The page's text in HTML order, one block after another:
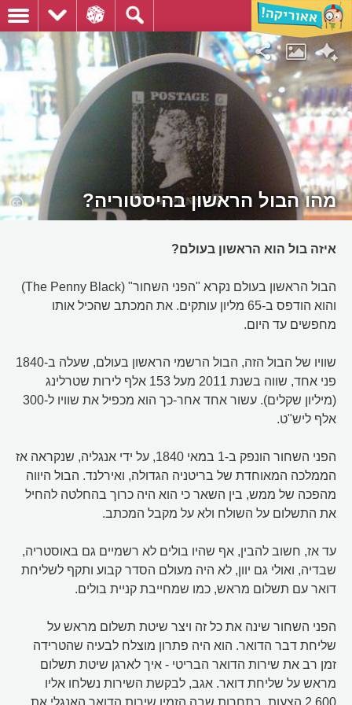
מהו הבול הראשון בהיסטוריה?
איזה בול הוא הראשון בעולם?
הבול הראשון בעולם נקרא "הפני השחור" (The Penny Black)
והוא הודפס ב-65 מליון עותקים. את המכתב שהכיל אותו
מחפשים עד היום.
שוויו של הבול הזה, הבול הרשמי הראשון בעולם, שעלה ב-1840
פני אחד, שווה בשנת 2011 מעל 153 אלף לירות שטרלינג
(מיליון שקלים). עשור אחד אחר-כך הוא מכפיל את שוויו ל-300
אלף ליש"ט.
הפני השחור הונפק ב-1 במאי 1840, על ידי אנגליה, שנקראה אז
הממלכה המאוחדת של בריטניה הגדולה, ואירלנד. הבול היווה
מהפכה של ממש, בין השאר כי הוא היה כרוך בהחלטה להחיל
את התשלום על השולח ולא על מקבל המכתב.
עד אז, חשוב להבין, אף שהיו בולים לא רשמיים גם באוסטריה,
שבדיה, ואולי גם יוון, לא היה מעולם הסדר קבוע ותקף לשליחת
דואר עם תשלום מראש, כמו שמחייבת קניית בולים.
הפני השחור שינה את כל זה ויצר שיטת תשלום מראש על
שליחת דבר הדואר. הוא היה פתרון מוצלח לבעיה שהטרידה
זמן רב את שירות הדואר הבריטי - איך לארגן שיטת תשלום
מראש על שליחת דואר. אגב, לבקשת השירות נשלחו אליו
2,600 הצעות, בתחרות שבה הזמין שירות הדואר האנגלי את